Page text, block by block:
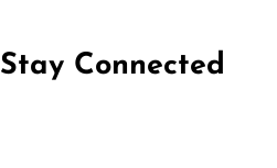
Stay Connected